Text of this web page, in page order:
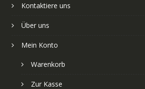
Kontaktiere uns
Über uns
Mein Konto
Warenkorb
Zur Kasse